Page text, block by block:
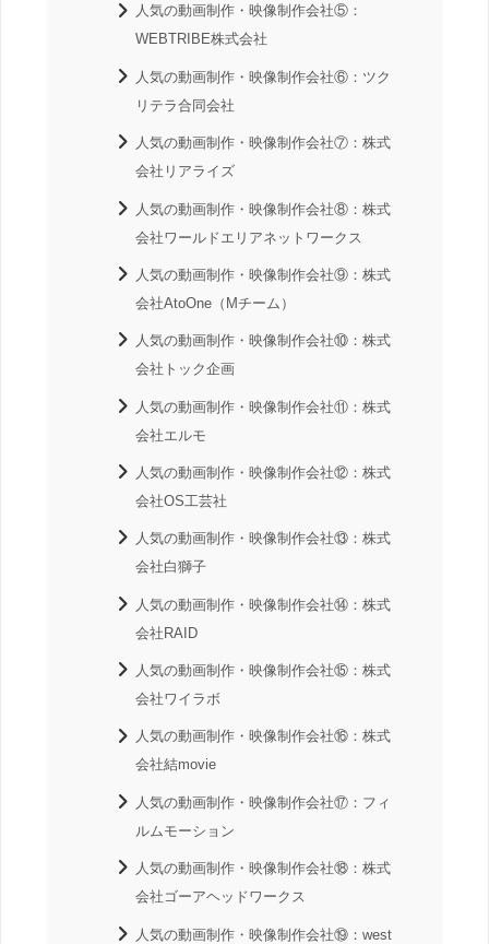
人気の動画制作・映像制作会社⑤：
WEBTRIBE株式会社
人気の動画制作・映像制作会社⑥：ツク
リテラ合同会社
人気の動画制作・映像制作会社⑦：株式
会社リアライズ
人気の動画制作・映像制作会社⑧：株式
会社ワールドエリアネットワークス
人気の動画制作・映像制作会社⑨：株式
会社AtoOne（Mチーム）
人気の動画制作・映像制作会社⑩：株式
会社トック企画
人気の動画制作・映像制作会社⑪：株式
会社エルモ
人気の動画制作・映像制作会社⑫：株式
会社OS工芸社
人気の動画制作・映像制作会社⑬：株式
会社白獅子
人気の動画制作・映像制作会社⑭：株式
会社RAID
人気の動画制作・映像制作会社⑮：株式
会社ワイラボ
人気の動画制作・映像制作会社⑯：株式
会社結movie
人気の動画制作・映像制作会社⑰：フィ
ルムモーション
人気の動画制作・映像制作会社⑱：株式
会社ゴーアヘッドワークス
人気の動画制作・映像制作会社⑲：west